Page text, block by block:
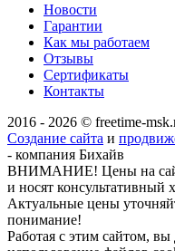
Новости
Гарантии
Как мы работаем
Отзывы
Сертификаты
Контакты
2016 - 2026 © freetime-
Создание сайта и
- компания Бихайв
ВНИМАНИЕ! Цены на
и носят консультативный
Актуальные цены
понимание!
Работая с этим сайтом, вы